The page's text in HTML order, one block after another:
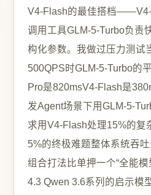
V4-Flash的最佳搭档——V4-
调用工具GLM-5-Turbo负责
构化参数。我做过压力测试
500QPS时GLM-5-Turbo的
Pro是820msV4-Flash是
发Agent场景下用GLM-5-
求用V4-Flash处理15%的复
5%的终极难题整体系统吞
组合打法比单押一个“全能模
4.3 Qwen 3.6系列的启示模